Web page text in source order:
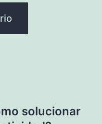
solucionar